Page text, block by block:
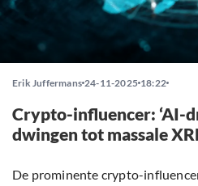
Erik Juffermans 24-11-2025 18:22
Crypto-influencer: ‘AI-
dwingen tot massale
De prominente crypto-